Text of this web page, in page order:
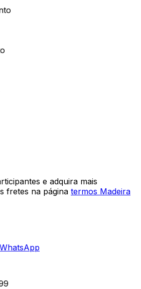
e adquira mais
fretes na página termos Madeira